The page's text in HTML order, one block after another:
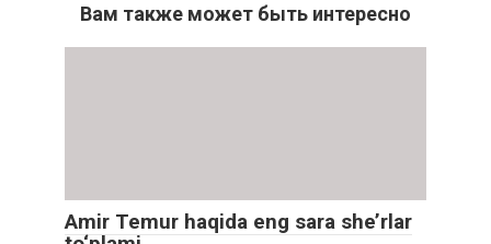
Вам также может быть интересно
Amir Temur haqida eng sara she’rlar